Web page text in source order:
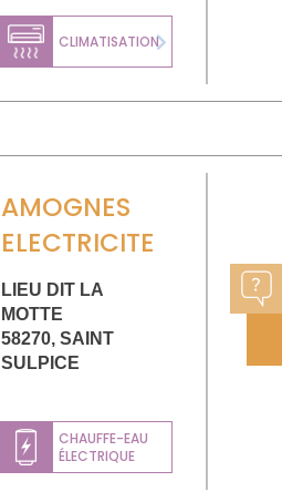
CLIMATISATION
Next
AMOGNES
ELECTRICITE
LIEU DIT LA
MOTTE
58270,SAINT
SULPICE
CHAUFFE-EAU
ÉLECTRIQUE